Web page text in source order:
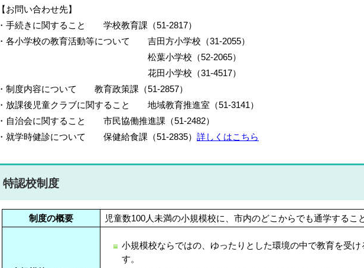
【お問い合わせ先】
・手続きに関すること 学校教育課（51-2817）
・各小学校の教育活動等について 吉田方小学校（31-2055）
松葉小学校（52-2065）
花田小学校（31-4517）
・制度内容について 教育政策課（51-2857）
・放課後児童クラブに関すること 地域教育推進室（51-3141）
・自治会に関すること 市民協働推進課（51-2482）
・就学時健診について 保健給食課（51-2835） 詳しくはこちら
特認校制度
制度の概要 児童数100人未満の小規模校に、市内のどこからでも通学するこ
小規模校ならではの、ゆったりとした環境の中で教育を受け
す。